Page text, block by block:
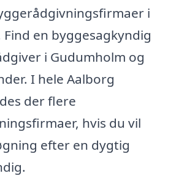
i
en byggesagkyndig
i Gudumholm og
I hele Aalborg
der flere
hvis du vil
efter en dygtig